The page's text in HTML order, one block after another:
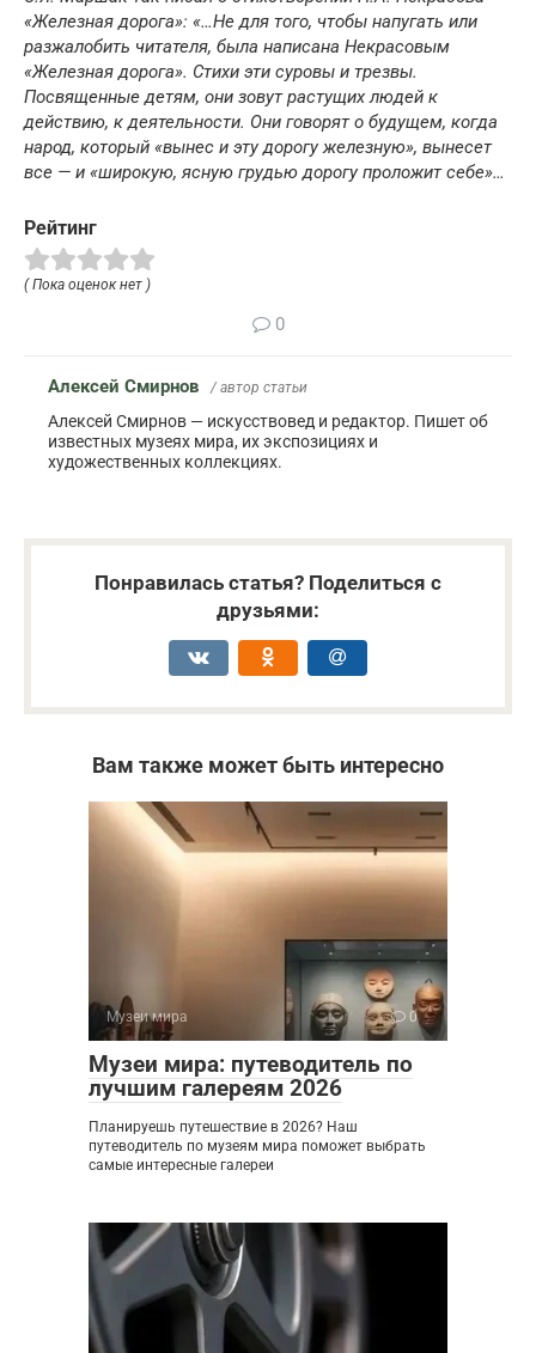
«Железная дорога»: «…Не для того, чтобы напугать или
разжалобить читателя, была написана Некрасовым
«Железная дорога». Стихи эти суровы и трезвы.
Посвященные детям, они зовут растущих людей к
действию, к деятельности. Они говорят о будущем, когда
народ, который «вынес и эту дорогу железную», вынесет
все — и «широкую, ясную грудью дорогу проложит себе»…
Рейтинг
( Пока оценок нет )
0
Алексей Смирнов / автор статьи
Алексей Смирнов — искусствовед и редактор. Пишет об
известных музеях мира, их экспозициях и
художественных коллекциях.
Понравилась статья? Поделиться с
друзьями:
Вам также может быть интересно
Музеи мира 0
Музеи мира: путеводитель по
лучшим галереям 2026
Планируешь путешествие в 2026? Наш
путеводитель по музеям мира поможет выбрать
самые интересные галереи